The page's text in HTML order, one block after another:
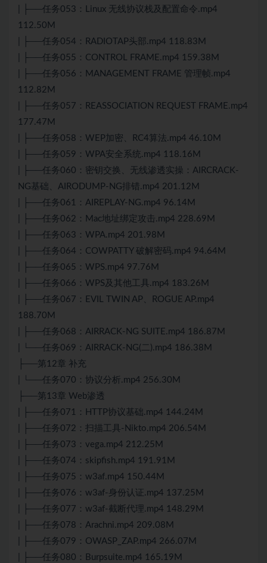
| ├──任务053：Linux 无线协议栈及配置命令.mp4
112.50M
| ├──任务054：RADIOTAP头部.mp4 118.83M
| ├──任务055：CONTROL FRAME.mp4 159.38M
| ├──任务056：MANAGEMENT FRAME 管理帧.mp4
112.82M
| ├──任务057：REASSOCIATION REQUEST FRAME.mp4
177.47M
| ├──任务058：WEP加密、RC4算法.mp4 46.10M
| ├──任务059：WPA安全系统.mp4 118.16M
| ├──任务060：密钥交换、无线渗透实操：AIRCRACK-
NG基础、AIRODUMP-NG排错.mp4 201.12M
| ├──任务061：AIREPLAY-NG.mp4 96.14M
| ├──任务062：Mac地址绑定攻击.mp4 228.69M
| ├──任务063：WPA.mp4 201.98M
| ├──任务064：COWPATTY 破解密码.mp4 94.64M
| ├──任务065：WPS.mp4 97.76M
| ├──任务066：WPS及其他工具.mp4 183.26M
| ├──任务067：EVIL TWIN AP、ROGUE AP.mp4
188.70M
| ├──任务068：AIRRACK-NG SUITE.mp4 186.87M
| └──任务069：AIRRACK-NG(二).mp4 186.38M
├──第12章 补充
| └──任务070：协议分析.mp4 256.30M
├──第13章 Web渗透
| ├──任务071：HTTP协议基础.mp4 144.24M
| ├──任务072：扫描工具-Nikto.mp4 206.54M
| ├──任务073：vega.mp4 212.25M
| ├──任务074：skipfish.mp4 191.91M
| ├──任务075：w3af.mp4 150.44M
| ├──任务076：w3af-身份认证.mp4 137.25M
| ├──任务077：w3af-截断代理.mp4 148.29M
| ├──任务078：Arachni.mp4 209.08M
| ├──任务079：OWASP_ZAP.mp4 266.07M
| ├──任务080：Burpsuite.mp4 165.19M